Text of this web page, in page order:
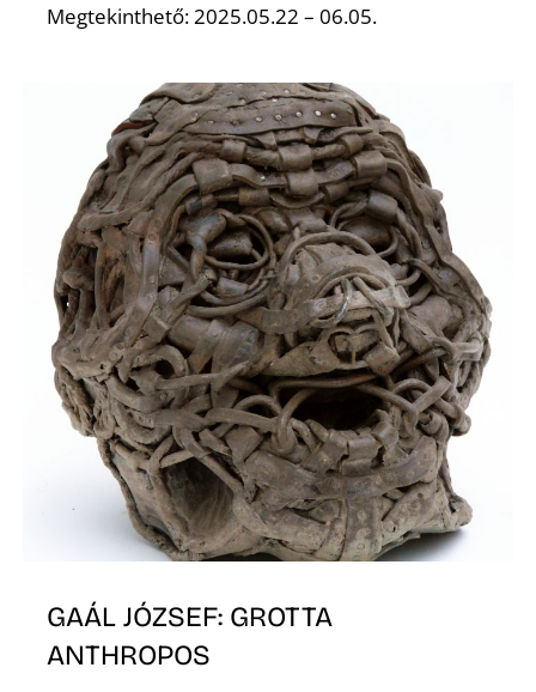
Megtekinthető: 2025.05.22 – 06.05.
GAÁL JÓZSEF: GROTTA
ANTHROPOS